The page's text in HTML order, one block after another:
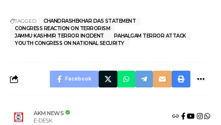
TAGGED:
CHANDRASHEKHAR DAS STATEMENT
CONGRESS REACTION ON TERRORISM
JAMMU KASHMIR TERROR INCIDENT
PAHALGAM TERROR ATTACK
YOUTH CONGRESS ON NATIONAL SECURITY
Facebook
AKM NEWS
E-DESK